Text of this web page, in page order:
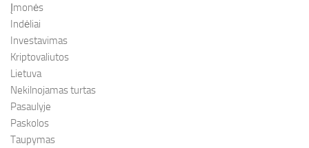
Įmonės
Indėliai
Investavimas
Kriptovaliutos
Lietuva
Nekilnojamas turtas
Pasaulyje
Paskolos
Taupymas